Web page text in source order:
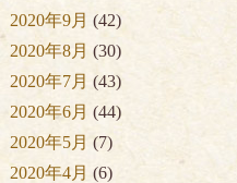
2020年9月 (42)
2020年8月 (30)
2020年7月 (43)
2020年6月 (44)
2020年5月 (7)
2020年4月 (6)